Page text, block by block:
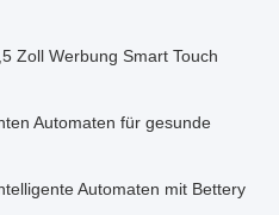
Zoll Werbung Smart Touch
Automaten für gesunde
Automaten mit Bettery